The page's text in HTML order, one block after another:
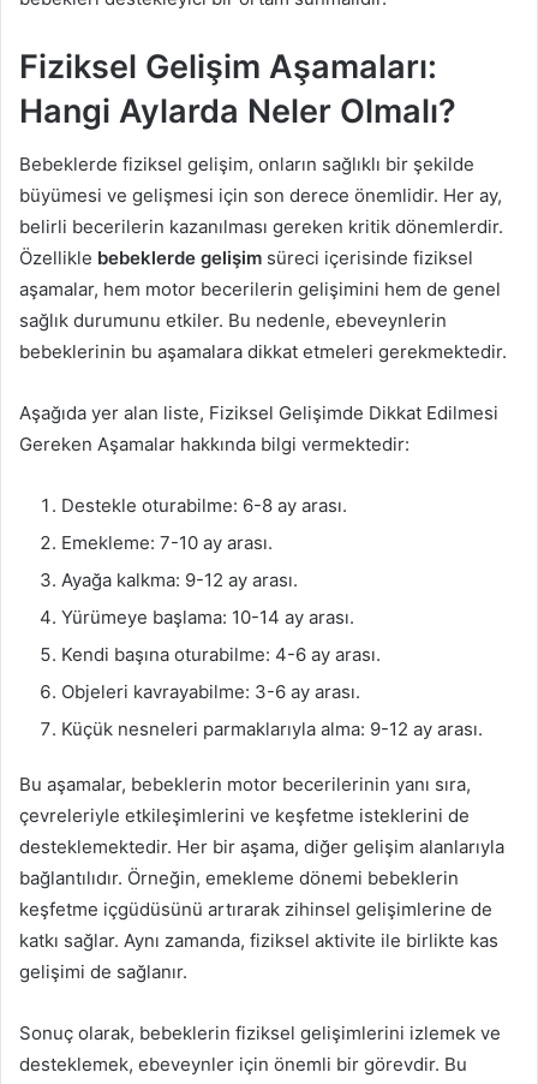
Fiziksel Gelişim Aşamaları:
Hangi Aylarda Neler Olmalı?
Bebeklerde fiziksel gelişim, onların sağlıklı bir şekilde
büyümesi ve gelişmesi için son derece önemlidir. Her ay,
belirli becerilerin kazanılması gereken kritik dönemlerdir.
Özellikle bebeklerde gelişim süreci içerisinde fiziksel
aşamalar, hem motor becerilerin gelişimini hem de genel
sağlık durumunu etkiler. Bu nedenle, ebeveynlerin
bebeklerinin bu aşamalara dikkat etmeleri gerekmektedir.
Aşağıda yer alan liste, Fiziksel Gelişimde Dikkat Edilmesi
Gereken Aşamalar hakkında bilgi vermektedir:
Destekle oturabilme: 6-8 ay arası.
Emekleme: 7-10 ay arası.
Ayağa kalkma: 9-12 ay arası.
Yürümeye başlama: 10-14 ay arası.
Kendi başına oturabilme: 4-6 ay arası.
Objeleri kavrayabilme: 3-6 ay arası.
Küçük nesneleri parmaklarıyla alma: 9-12 ay arası.
Bu aşamalar, bebeklerin motor becerilerinin yanı sıra,
çevreleriyle etkileşimlerini ve keşfetme isteklerini de
desteklemektedir. Her bir aşama, diğer gelişim alanlarıyla
bağlantılıdır. Örneğin, emekleme dönemi bebeklerin
keşfetme içgüdüsünü artırarak zihinsel gelişimlerine de
katkı sağlar. Aynı zamanda, fiziksel aktivite ile birlikte kas
gelişimi de sağlanır.
Sonuç olarak, bebeklerin fiziksel gelişimlerini izlemek ve
desteklemek, ebeveynler için önemli bir görevdir. Bu